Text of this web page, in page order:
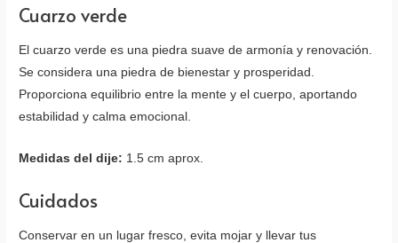
Cuarzo verde
El cuarzo verde es una piedra suave de armonía y renovación.
Se considera una piedra de bienestar y prosperidad.
Proporciona equilibrio entre la mente y el cuerpo, aportando
estabilidad y calma emocional.
Medidas del dije: 1.5 cm aprox.
Cuidados
Conservar en un lugar fresco, evita mojar y llevar tus